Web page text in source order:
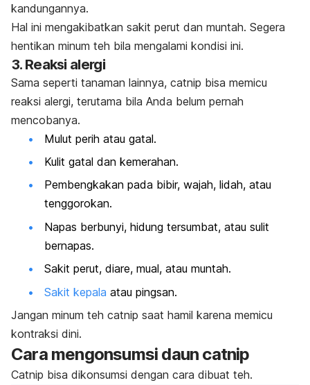
kandungannya.
Hal ini mengakibatkan sakit perut dan muntah. Segera
hentikan minum teh bila mengalami kondisi ini.
3. Reaksi alergi
Sama seperti tanaman lainnya, catnip bisa memicu
reaksi alergi, terutama bila Anda belum pernah
mencobanya.
Mulut perih atau gatal.
Kulit gatal dan kemerahan.
Pembengkakan pada bibir, wajah, lidah, atau
tenggorokan.
Napas berbunyi, hidung tersumbat, atau sulit
bernapas.
Sakit perut, diare, mual, atau muntah.
Sakit kepala atau pingsan.
Jangan minum teh catnip saat hamil karena memicu
kontraksi dini.
Cara mengonsumsi daun catnip
Catnip bisa dikonsumsi dengan cara dibuat teh.